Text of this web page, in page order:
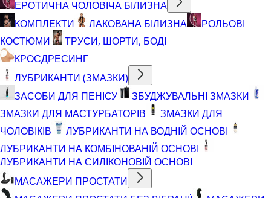
ЕРОТИЧНА ЧОЛОВІЧА БІЛИЗНА
КОМПЛЕКТИ
ЛАКОВАНА БІЛИЗНА
РОЛЬОВІ
КОСТЮМИ
ТРУСИ, ШОРТИ, БОДІ
КРОСДРЕСИНГ
ЛУБРИКАНТИ (ЗМАЗКИ)
ЗАСОБИ ДЛЯ ПЕНІСУ
ЗБУДЖУВАЛЬНІ ЗМАЗКИ
ЗМАЗКИ ДЛЯ МАСТУРБАТОРІВ
ЗМАЗКИ ДЛЯ
ЧОЛОВІКІВ
ЛУБРИКАНТИ НА ВОДНІЙ ОСНОВІ
ЛУБРИКАНТИ НА КОМБІНОВАНІЙ ОСНОВІ
ЛУБРИКАНТИ НА СИЛІКОНОВІЙ ОСНОВІ
МАСАЖЕРИ ПРОСТАТИ